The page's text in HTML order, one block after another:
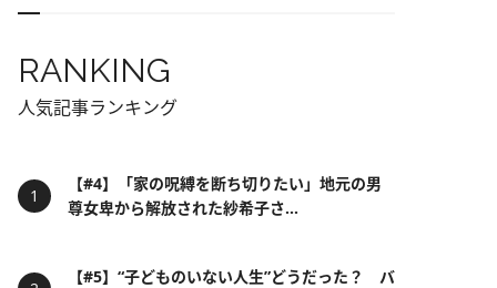
RANKING
人気記事ランキング
【#4】「家の呪縛を断ち切りたい」地元の男
尊女卑から解放された紗希子さ...
【#5】“子どものいない人生”どうだった？ バ